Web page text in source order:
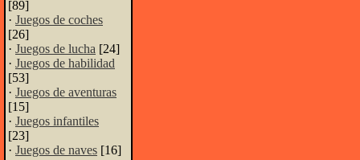
[89]
· Juegos de coches
[26]
· Juegos de lucha [24]
· Juegos de habilidad
[53]
· Juegos de aventuras
[15]
· Juegos infantiles
[23]
· Juegos de naves [16]